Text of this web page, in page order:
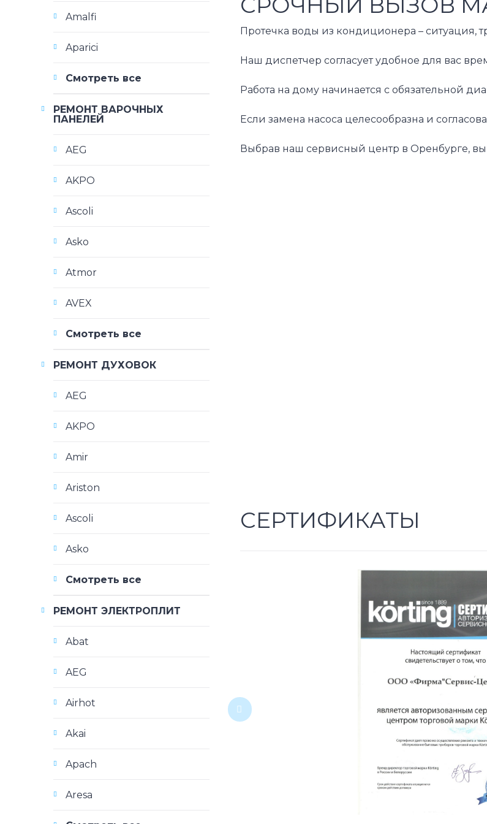
Протечка воды из кондиционера – ситуация,
Наш диспетчер согласует удобное для вас
Работа на дому начинается с обязательной
Если замена насоса целесообразна и
Выбрав наш сервисный центр в Оренбурге,
СЕРТИФИКАТЫ
Amalfi
Aparici
Смотреть все
РЕМОНТ ВАРОЧНЫХ
ПАНЕЛЕЙ
AEG
AKPO
Ascoli
Asko
Atmor
AVEX
Смотреть все
РЕМОНТ ДУХОВОК
AEG
AKPO
Amir
Ariston
Ascoli
Asko
Смотреть все
РЕМОНТ ЭЛЕКТРОПЛИТ
Abat
AEG
Airhot
Akai
Apach
Aresa